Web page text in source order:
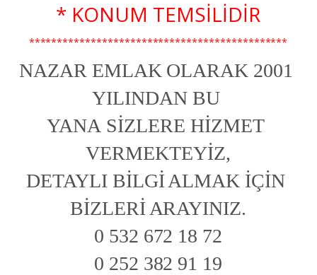
* KONUM TEMSİLİDİR
**********************************************
NAZAR EMLAK OLARAK 2001
YILINDAN BU
YANA SİZLERE HİZMET
VERMEKTEYİZ,
DETAYLI BİLGİ ALMAK İÇİN
BİZLERİ ARAYINIZ.
0 532 672 18 72
0 252 382 91 19